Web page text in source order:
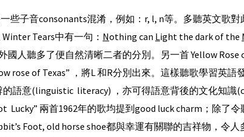
些子音consonants混淆，例如：r, l, n等。多聽英文歌對
Tears中有一句： Nothing can Light the dark of the
國人聽多了便自然清晰二者的分別。另一首 Yellow Rose
rose of Texas” ，將L 和R分別出來。這樣聽歌學習英
語意(linguistic literacy) ，亦可得語意背後的文化知識
Lucky” 兩首1962年的歌均提到good luck charm；除了
Foot, old horse shoe都與幸運有關聯的吉祥物，令